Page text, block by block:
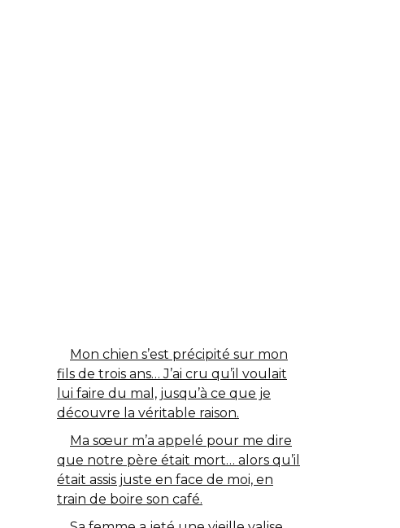
Mon chien s’est précipité sur mon
fils de trois ans… J’ai cru qu’il voulait
lui faire du mal, jusqu’à ce que je
découvre la véritable raison.
Ma sœur m’a appelé pour me dire
que notre père était mort… alors qu’il
était assis juste en face de moi, en
train de boire son café.